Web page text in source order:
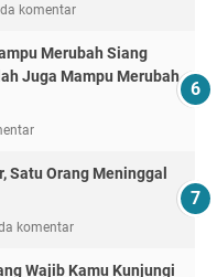
komentar
Merubah Siang
Juga Mampu Merubah
Satu Orang Meninggal
komentar
Wajib Kamu Kunjungi